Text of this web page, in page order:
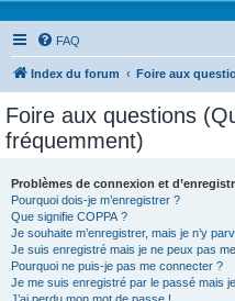
FAQ
Index du forum Foire aux
Foire aux questions
fréquemment)
Problèmes de connexion et
Pourquoi dois-je m’enregistrer ?
Que signifie COPPA ?
Je souhaite m’enregistrer, mais je n’y
Je suis enregistré mais je ne peux pas
Pourquoi ne puis-je pas me connecter ?
Je me suis enregistré par le passé mais